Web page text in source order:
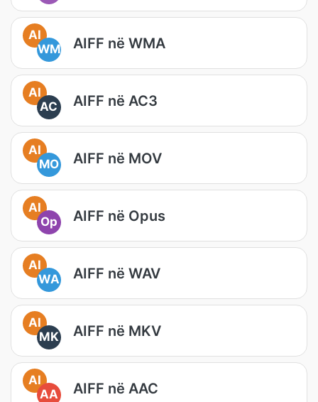
AI
WM
AIFF në WMA
AI
AC
AIFF në AC3
AI
MO
AIFF në MOV
AI
Op
AIFF në Opus
AI
WA
AIFF në WAV
AI
MK
AIFF në MKV
AI
AA
AIFF në AAC